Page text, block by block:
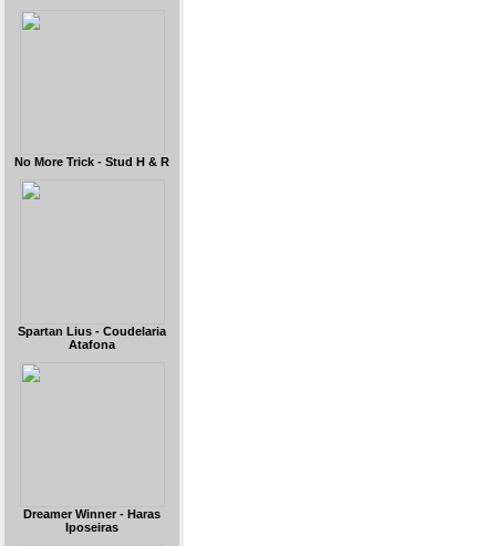
No More Trick - Stud H & R
Spartan Lius - Coudelaria
Atafona
Dreamer Winner - Haras
Iposeiras